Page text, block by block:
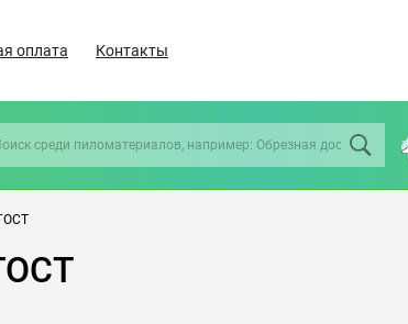
оплата Контакты